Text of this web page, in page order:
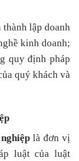
lập doanh
kinh doanh;
quy định pháp
quý khách và
là đơn vị
luật của luật